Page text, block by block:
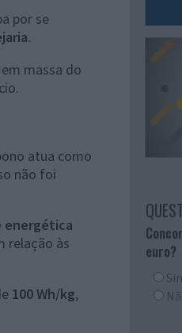
por se
.
massa do
atua como
não foi
energética
relação às
100 Wh/kg,
euro?